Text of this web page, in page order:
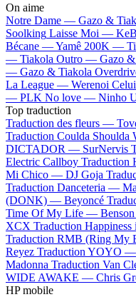
On aime
Notre Dame — Gazo &
Soolking Laisse Moi —
Bécane —Yamê 200K —
— Tiakola Outro — Gazo
— Gazo & Tiakola
La League — Werenoi
— PLK No love — Ninho
Top traduction
Traduction des fleurs —
Traduction Coulda
DICTADOR — SurNervis
Electric Callboy Traduction
Mi Chico — DJ Goja
Traduction Danceteria —
(DONK) — Beyoncé
Time Of My Life —
XCX Traduction
Traduction RMB (Ring
Reyez Traduction YOYO —
Madonna Traduction Van
WIDE AWAKE — Chris
HP mobile